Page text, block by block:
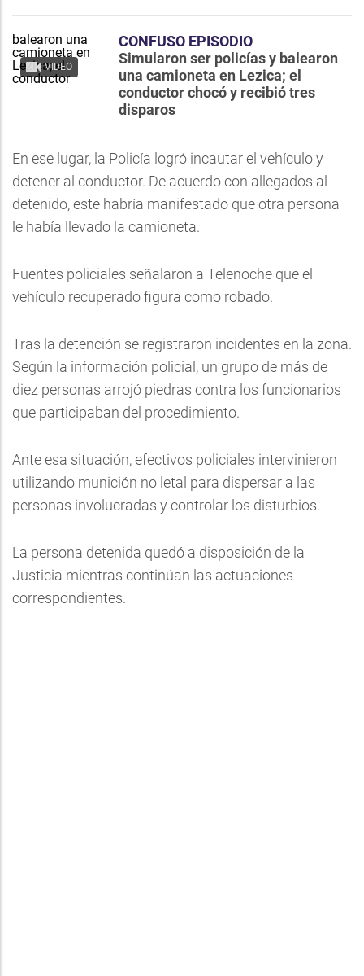
VIDEO
CONFUSO EPISODIO
Simularon ser policías y balearon
una camioneta en Lezica; el
conductor chocó y recibió tres
disparos
En ese lugar, la Policía logró incautar el vehículo y
detener al conductor. De acuerdo con allegados al
detenido, este habría manifestado que otra persona
le había llevado la camioneta.
Fuentes policiales señalaron a Telenoche que el
vehículo recuperado figura como robado.
Tras la detención se registraron incidentes en la zona.
Según la información policial, un grupo de más de
diez personas arrojó piedras contra los funcionarios
que participaban del procedimiento.
Ante esa situación, efectivos policiales intervinieron
utilizando munición no letal para dispersar a las
personas involucradas y controlar los disturbios.
La persona detenida quedó a disposición de la
Justicia mientras continúan las actuaciones
correspondientes.